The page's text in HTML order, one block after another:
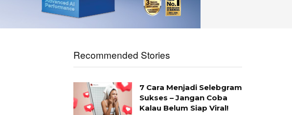
Recommended Stories
7 Cara Menjadi Selebgram
Sukses – Jangan Coba
Kalau Belum Siap Viral!